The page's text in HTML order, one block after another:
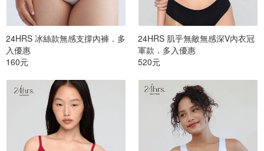
24HRS 冰絲款無感支撐內褲．多
入優惠
160元
24HRS 肌乎無敵無感深V內衣冠
軍款．多入優惠
520元